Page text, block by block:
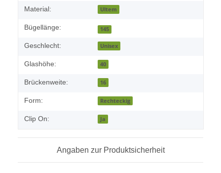
Material: Ultem
Bügellänge: 145
Geschlecht: Unisex
Glashöhe: 40
Brückenweite: 16
Form: Rechteckig
Clip On: Ja
Angaben zur Produktsicherheit